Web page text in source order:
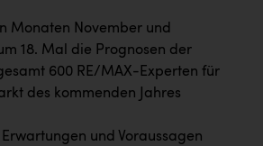
Institut Dr. Loimer
Monaten November und
18. Mal die Prognosen der
600 RE/MAX-Experten für
des kommenden Jahres
und Voraussagen